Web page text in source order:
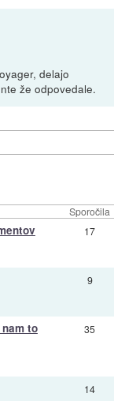
delajo
že odpovedale.
Sporočila
17
9
to 35
14